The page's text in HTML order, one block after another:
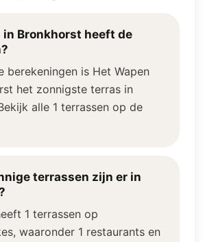
in Bronkhorst heeft de
berekeningen is Het Wapen
het zonnigste terras in
alle 1 terrassen op de
terrassen zijn er in
1 terrassen op
waaronder 1 restaurants en